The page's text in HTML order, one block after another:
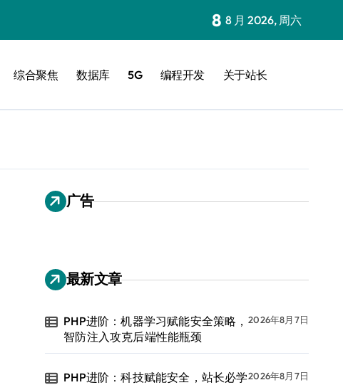
8 8 月 2026, 周六
综合聚焦 数据库 5G 编程开发 关于站长
广告
最新文章
PHP进阶：机器学习赋能安全策略，
智防注入攻克后端性能瓶颈
2026年8月7日
PHP进阶：科技赋能安全，站长必学2026年8月7日